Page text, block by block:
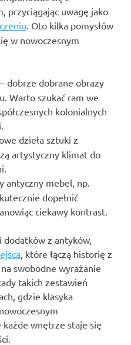
przyciągając uwagę jako
. Oto kilka pomysłów
w nowoczesnym
– dobrze dobrane obrazy
Warto szukać ram we
kolonialnych
dzieła sztuki z
artystyczny klimat do
antyczny mebel, np.
dopełnić
ciekawy kontrast.
z antyków,
, które łączą historię z
swobodne wyrażanie
takich zestawień
gdzie klasyka
wnętrze staje się